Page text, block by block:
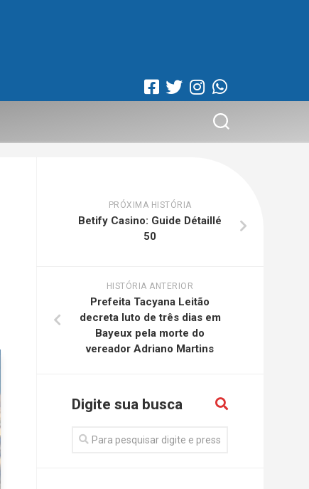
PRÓXIMA HISTÓRIA
Betify Casino: Guide Détaillé
50
HISTÓRIA ANTERIOR
Prefeita Tacyana Leitão
decreta luto de três dias em
Bayeux pela morte do
vereador Adriano Martins
Digite sua busca